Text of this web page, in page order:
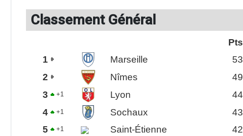
Classement Général
Pts
1
Marseille 53
2
Nîmes 49
3
+1 Lyon 44
4
+1 Sochaux 43
5
+1 Saint-Étienne 42